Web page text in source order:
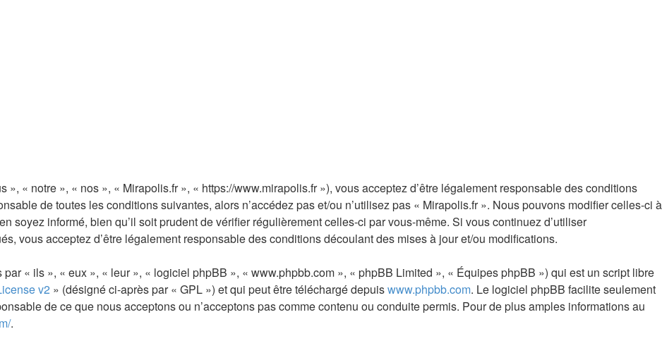
« notre », « nos », « Mirapolis.fr », « https://www.mirapolis.fr »), vous acceptez d’être légalement responsable des conditions
de toutes les conditions suivantes, alors n’accédez pas et/ou n’utilisez pas « Mirapolis.fr ». Nous pouvons modifier celles-ci à
soyez informé, bien qu’il soit prudent de vérifier régulièrement celles-ci par vous-même. Si vous continuez d’utiliser
vous acceptez d’être légalement responsable des conditions découlant des mises à jour et/ou modifications.
« ils », « eux », « leur », « logiciel phpBB », « www.phpbb.com », « phpBB Limited », « Équipes phpBB ») qui est un script libre
v2 » (désigné ci-après par « GPL ») et qui peut être téléchargé depuiswww.phpbb.com. Le logiciel phpBB facilite seulement
de ce que nous acceptons ou n’acceptons pas comme contenu ou conduite permis. Pour de plus amples informations au
.